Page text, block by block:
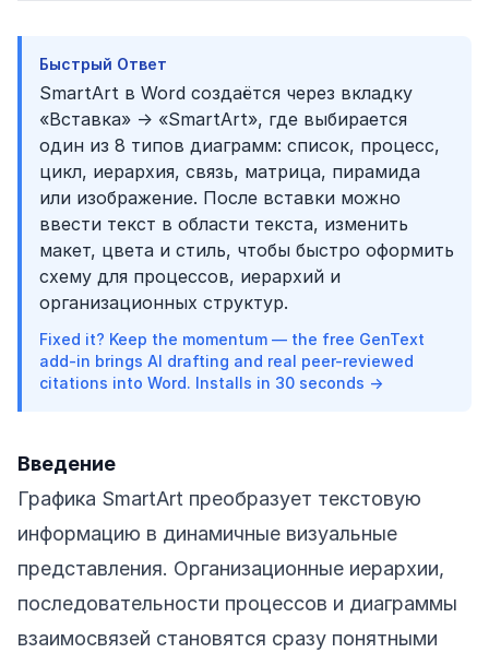
Быстрый Ответ
SmartArt в Word создаётся через вкладку
«Вставка» → «SmartArt», где выбирается
один из 8 типов диаграмм: список, процесс,
цикл, иерархия, связь, матрица, пирамида
или изображение. После вставки можно
ввести текст в области текста, изменить
макет, цвета и стиль, чтобы быстро оформить
схему для процессов, иерархий и
организационных структур.
Fixed it? Keep the momentum — the free GenText
add-in brings AI drafting and real peer-reviewed
citations into Word. Installs in 30 seconds →
Введение
Графика SmartArt преобразует текстовую
информацию в динамичные визуальные
представления. Организационные иерархии,
последовательности процессов и диаграммы
взаимосвязей становятся сразу понятными